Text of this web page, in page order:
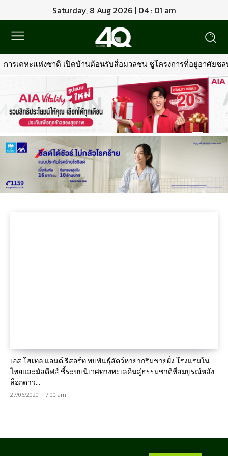
Saturday, 8 Aug 2026 | 04 : 01 am
รเคหะแห่งชาติ เปิดบ้านต้อนรับสื่อมวลชน ชูโครงการที่อยู่อาศัยชล
เอส โฮเทล แอนด์ รีสอร์ท พบพันธุ์สัตว์หายากริมชายฝั่ง โรงแรมใน
ไทยและมัลดีฟส์ ชี้ระบบนิเวศทางทะเลคืนสู่ธรรมชาติที่สมบูรณ์หลัง
ล็อกดาว...
27/06/2020 | 7:00 am